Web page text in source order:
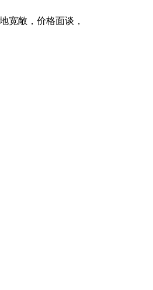
宽敞，价格面谈，